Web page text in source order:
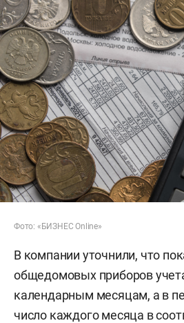
Фото: «БИЗНЕС Online»
В компании уточнили, что
общедомовых приборов
календарным месяцам, а в
число каждого месяца в